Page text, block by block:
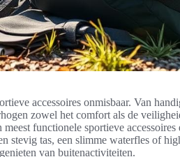
accessoires onmisbaar. Van
zowel het comfort als de
functionele sportieve accessoires
stevig tas, een slimme waterfles of
van buitenactiviteiten.